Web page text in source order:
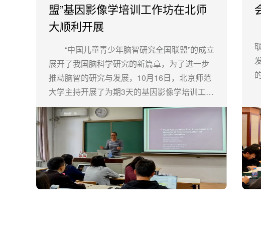
盟”基因影像学培训工作坊在北师
大顺利开展
“中国儿童青少年脑智研究全国联盟”的成立
展开了我国脑科学研究的新篇章，为了进一步
推动脑智的研究与发展，10月16日，北京师范
大学主持开展了为期3天的基因影像学培训工作
坊活动。此次工作坊邀请了英国伦敦国王学院
脑与基因方面资深专家Gunter Schumann教
授、Sylvane Desrivieres教授及资深研究者贾
天野博士后来京讲授。北京师范大学、北京大
学、西南大学、华南师范大学、天津师范大
学、辽宁师范大学、西北师范大学、深圳大
学、中国科学院心理研究所、天津医科大学总